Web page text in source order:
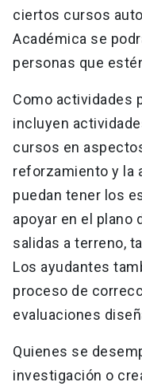
ciertos cursos
Académica se
personas que
Como actividades
incluyen
cursos en
reforzamiento y la
puedan tener los
apoyar en el plano
salidas a terreno,
Los ayudantes
proceso de
evaluaciones
Quienes se
investigación o